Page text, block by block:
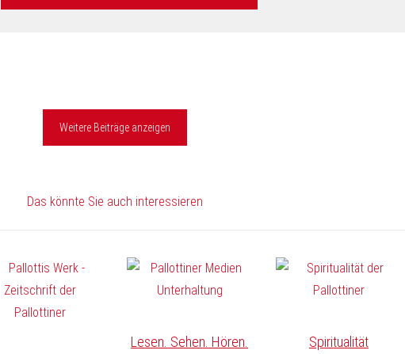
Weitere Beiträge anzeigen
Das könnte Sie auch interessieren
Lesen. Sehen. Hören. Spiritualität